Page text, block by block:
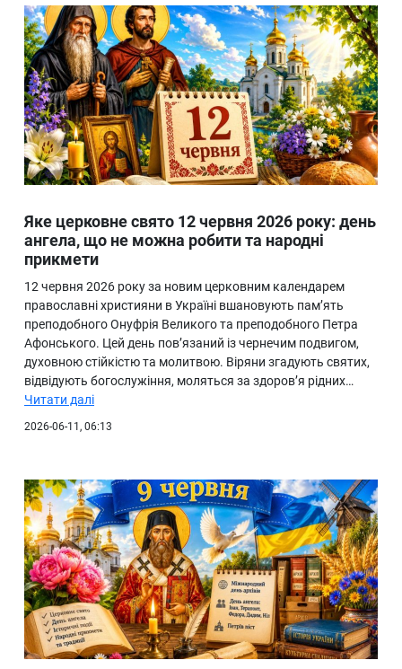
Яке церковне свято 12 червня 2026 року: день
ангела, що не можна робити та народні
прикмети
12 червня 2026 року за новим церковним календарем
православні християни в Україні вшановують пам’ять
преподобного Онуфрія Великого та преподобного Петра
Афонського. Цей день пов’язаний із чернечим подвигом,
духовною стійкістю та молитвою. Віряни згадують святих,
відвідують богослужіння, моляться за здоров’я рідних…
Читати далі
2026-06-11, 06:13